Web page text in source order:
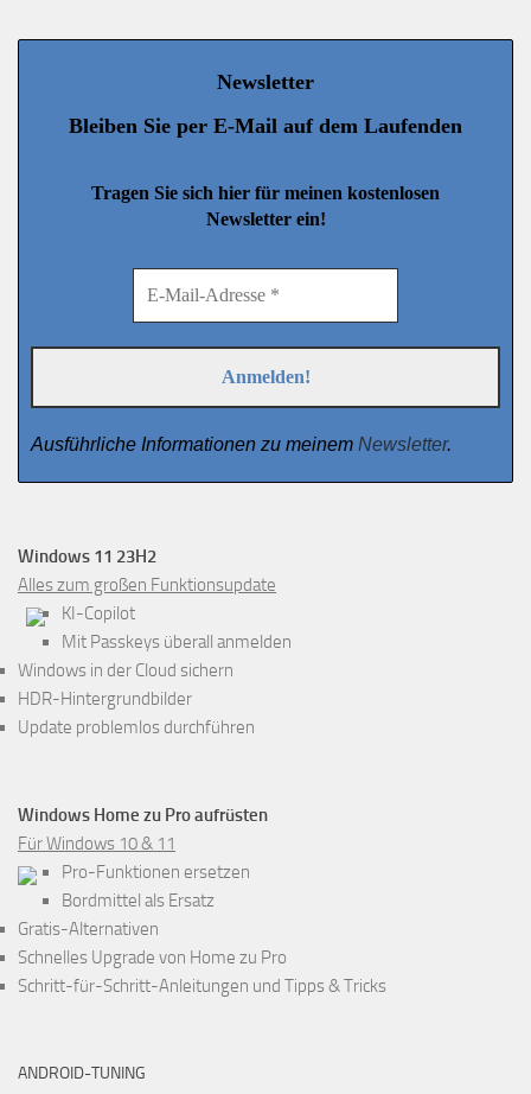
Newsletter
Bleiben Sie per E-Mail auf dem Laufenden
Tragen Sie sich hier für meinen kostenlosen
Newsletter ein!
Ausführliche Informationen zu meinem Newsletter.
Windows 11 23H2
Alles zum großen Funktionsupdate
KI-Copilot
Mit Passkeys überall anmelden
Windows in der Cloud sichern
HDR-Hintergrundbilder
Update problemlos durchführen
Windows Home zu Pro aufrüsten
Für Windows 10 & 11
Pro-Funktionen ersetzen
Bordmittel als Ersatz
Gratis-Alternativen
Schnelles Upgrade von Home zu Pro
Schritt-für-Schritt-Anleitungen und Tipps & Tricks
ANDROID-TUNING